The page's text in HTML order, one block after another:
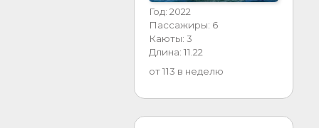
Год: 2022
Пассажиры: 6
Каюты: 3
Длина: 11.22
от 113 в неделю